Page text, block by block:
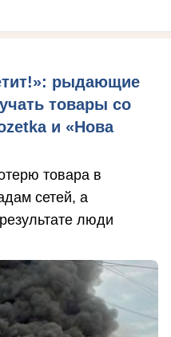
рыдающие
товары со
и «Нова
товара в
сетей, а
люди